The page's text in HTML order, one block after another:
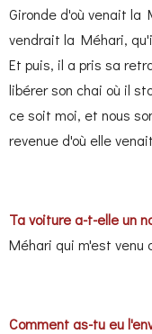
Gironde d'où venait la
vendrait la Méhari,
Et puis, il a pris sa
libérer son chai où il
ce soit moi, et nous
revenue d'où elle venait
Ta voiture a-t-elle un
Méhari qui m'est venu
Comment as-tu eu